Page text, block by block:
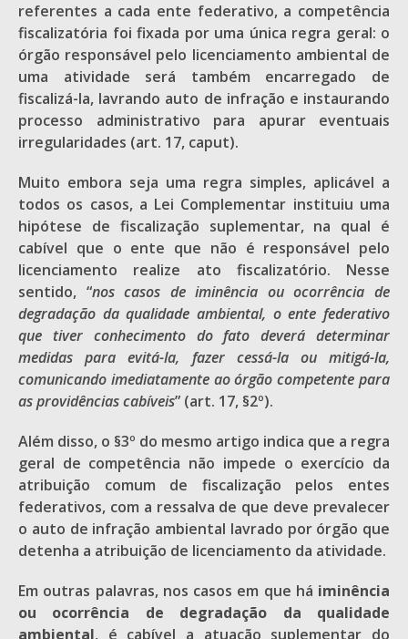
referentes a cada ente federativo, a competência
fiscalizatória foi fixada por uma única regra geral: o
órgão responsável pelo licenciamento ambiental de
uma atividade será também encarregado de
fiscalizá-la, lavrando auto de infração e instaurando
processo administrativo para apurar eventuais
irregularidades (art. 17, caput).
Muito embora seja uma regra simples, aplicável a
todos os casos, a Lei Complementar instituiu uma
hipótese de fiscalização suplementar, na qual é
cabível que o ente que não é responsável pelo
licenciamento realize ato fiscalizatório. Nesse
sentido, “nos casos de iminência ou ocorrência de
degradação da qualidade ambiental, o ente federativo
que tiver conhecimento do fato deverá determinar
medidas para evitá-la, fazer cessá-la ou mitigá-la,
comunicando imediatamente ao órgão competente para
as providências cabíveis” (art. 17, §2º).
Além disso, o §3º do mesmo artigo indica que a regra
geral de competência não impede o exercício da
atribuição comum de fiscalização pelos entes
federativos, com a ressalva de que deve prevalecer
o auto de infração ambiental lavrado por órgão que
detenha a atribuição de licenciamento da atividade.
Em outras palavras, nos casos em que há iminência
ou ocorrência de degradação da qualidade
ambiental, é cabível a atuação suplementar do